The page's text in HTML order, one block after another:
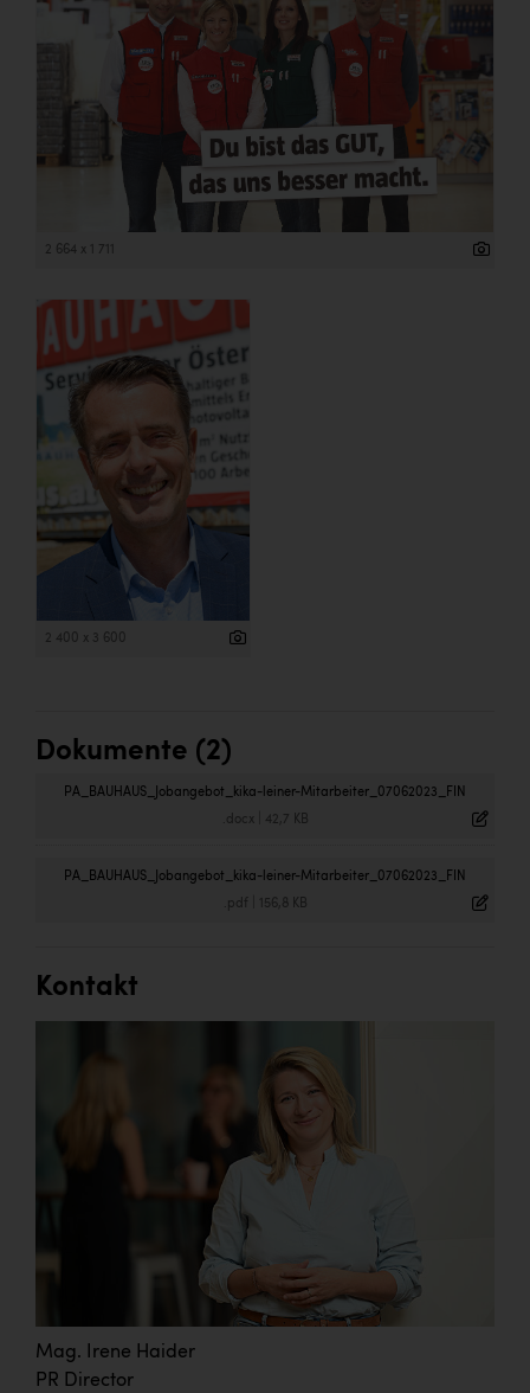
2 664 x 1 711
2 400 x 3 600
Dokumente (2)
PA_BAUHAUS_Jobangebot_kika-leiner-Mitarbeiter_07062023_FIN
.docx| 42,7 KB
PA_BAUHAUS_Jobangebot_kika-leiner-Mitarbeiter_07062023_FIN
.pdf 156,8 KB
Kontakt
Mag. Irene Haider
PR Director